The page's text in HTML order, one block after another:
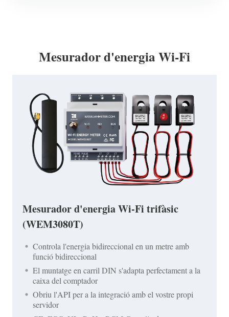
Mesurador d'energia Wi-Fi
Mesurador d'energia Wi-Fi trifàsic
(WEM3080T)
Controla l'energia bidireccional en un metre amb
funció bidireccional
El muntatge en carril DIN s'adapta perfectament a la
caixa del comptador
Obriu l'API per a la integració amb el vostre propi
servidor